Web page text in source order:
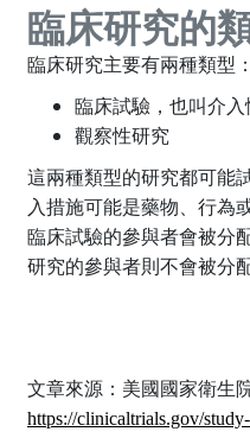
臨床研究的
臨床研究主要有兩種類型：
臨床試驗，也叫介入
觀察性研究
這兩種類型的研究都可能
入措施可能是藥物、行為
臨床試驗的參與者會被分
研究的參與者則不會被分
文章來源：美國國家衛生
https://clinicaltrials.gov/